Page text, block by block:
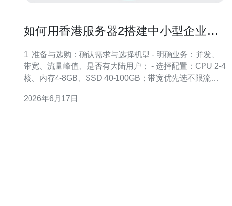
如何用香港服务器2搭建中小型企业网
1. 准备与选购：确认需求与选择机型 - 明确业务：并发、
带宽、流量峰值、是否有大陆用户； - 选择配置：CPU 2-4
核、内存4-8GB、SSD 40-100GB；带宽优先选不限流或
回程或运营商直连，核对是否有IPv4/IPv6。 2. 注册与域名
2026年6月17日